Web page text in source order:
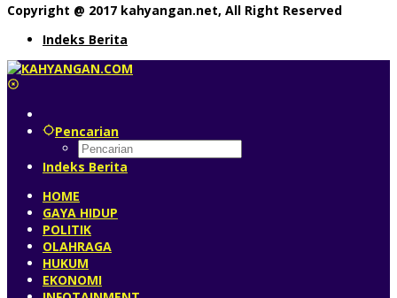
Copyright @ 2017 kahyangan.net, All Right Reserved
Indeks Berita
Pencarian
Indeks Berita
HOME
GAYA HIDUP
POLITIK
OLAHRAGA
HUKUM
EKONOMI